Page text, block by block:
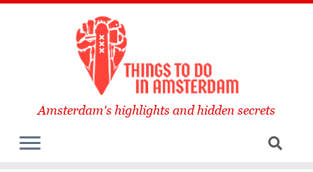
Amsterdam's highlights and hidden secrets